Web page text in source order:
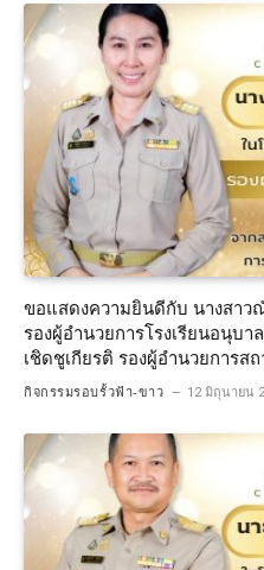
ขอแสดงความยินดีกับ นางสา
รองผู้อำนวยการโรงเรียนอนุบา
เชิดชูเกียรติ รองผู้อำนวยการส
กิจกรรมรอบรั้วฟ้า-ขาว 12 มิถุนายน